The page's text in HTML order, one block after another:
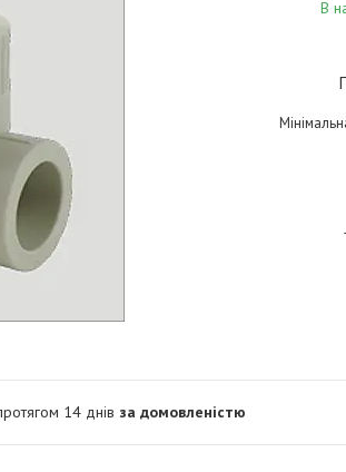
В
14 днів за домовленістю